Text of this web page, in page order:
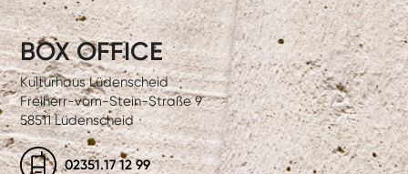
BOX OFFICE
Kulturhaus Lüdenscheid
Freiherr-vom-Stein-Straße 9
58511 Lüdenscheid
02351.17 12 99